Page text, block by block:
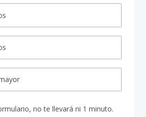
no te llevará ni 1 minuto.